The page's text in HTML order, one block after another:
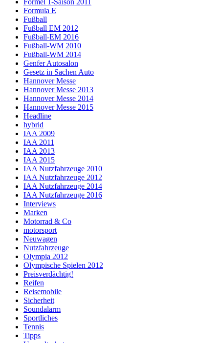
Formula E
Fußball
Fußball EM 2012
Fußball-EM 2016
Fußball-WM 2010
Fußball-WM 2014
Genfer Autosalon
Gesetz in Sachen Auto
Hannover Messe
Hannover Messe 2013
Hannover Messe 2014
Hannover Messe 2015
Headline
hybrid
IAA 2009
IAA 2011
IAA 2013
IAA 2015
IAA Nutzfahrzeuge 2010
IAA Nutzfahrzeuge 2012
IAA Nutzfahrzeuge 2014
IAA Nutzfahrzeuge 2016
Interviews
Marken
Motorrad & Co
motorsport
Neuwagen
Nutzfahrzeuge
Olympia 2012
Olympische Spielen 2012
Preisverdächtig!
Reifen
Reisemobile
Sicherheit
Soundalarm
Sportliches
Tennis
Tipps